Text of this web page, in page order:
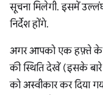
सूचना मिलेगी. इसमें
निर्देश होंगे.
अगर आपको एक हफ़्ते के
की स्थिति देखें (इसके
को अस्वीकार कर दिया